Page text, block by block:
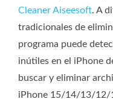
Cleaner Aiseesoft. A
tradicionales de
programa puede
inútiles en el iPhone
buscar y eliminar
iPhone 15/14/13/12/